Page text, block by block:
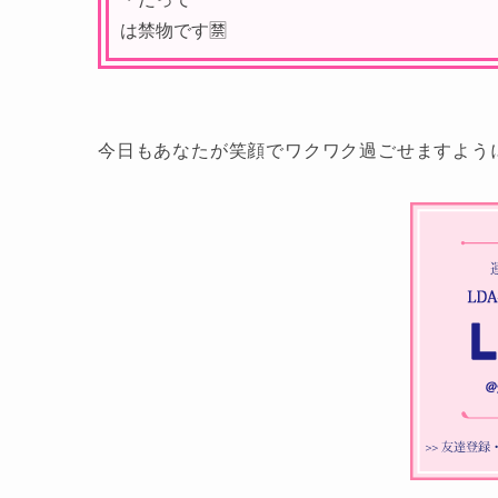
は禁物です🈲
今日もあなたが笑顔でワクワク過ごせますよう